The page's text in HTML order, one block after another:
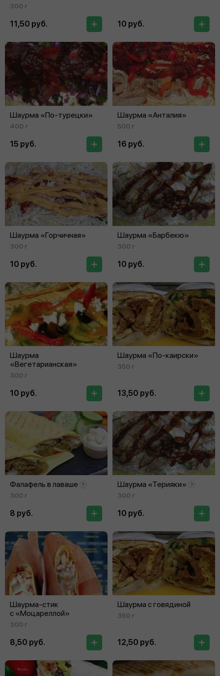
300 г
11,50 руб. 10 руб.
Шаурма «По‑турецки»
400 г
15 руб.
Шаурма «Анталия»
500 г
16 руб.
Шаурма «Горчичная»
300 г
10 руб.
Шаурма «Барбекю»
300 г
10 руб.
Шаурма
«Вегетарианская»
300 г
10 руб.
Шаурма «По‑каирски»
350 г
13,50 руб.
Фалафель в лаваше
300 г
8 руб.
Шаурма «Терияки»
300 г
10 руб.
Шаурма-стик
с «Моцареллой»
300 г
8,50 руб.
Шаурма с говядиной
350 г
12,50 руб.